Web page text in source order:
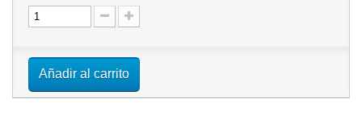
Añadir al carrito